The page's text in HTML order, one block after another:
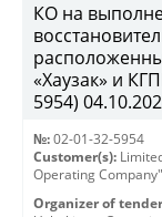
КО на
«Хаузак» и
5954)
№: 02-01-32-5954
Customer(s):
Operating Company"
Organizer of